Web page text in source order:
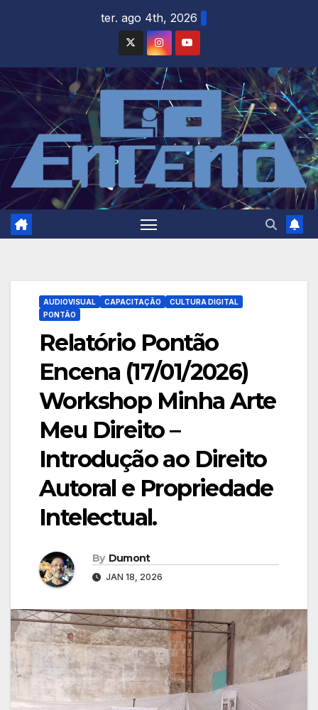
ter. ago 4th, 2026
AUDIOVISUAL CAPACITAÇÃO
CULTURA DIGITAL
PONTÃO
Relatório Pontão
Encena (17/01/2026)
Workshop Minha Arte
Meu Direito –
Introdução ao Direito
Autoral e Propriedade
Intelectual.
By Dumont
JAN 18, 2026